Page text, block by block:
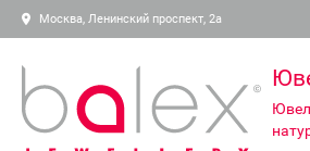
Москва, Ленинский проспект, 2а